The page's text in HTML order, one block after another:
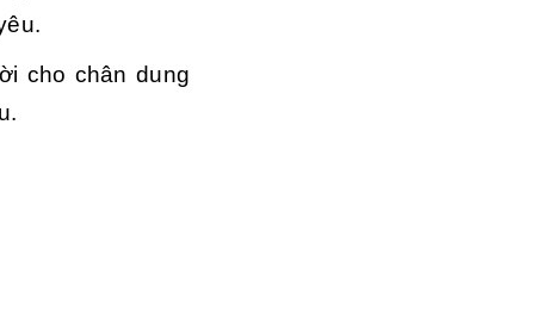
cho chân dung